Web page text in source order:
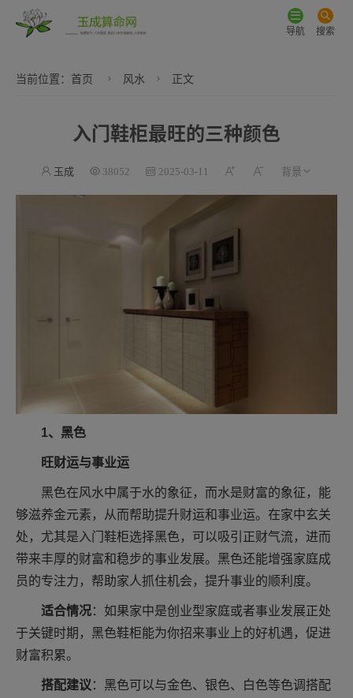
导航 搜索
当前位置： 首页 风水 正文
入门鞋柜最旺的三种颜色
玉成 38052 2025-03-11
1、黑色
旺财运与事业运
黑色在风水中属于水的象征，而水是财富的象征，能
够滋养金元素，从而帮助提升财运和事业运。在家中玄关
处，尤其是入门鞋柜选择黑色，可以吸引正财气流，进而
带来丰厚的财富和稳步的事业发展。黑色还能增强家庭成
员的专注力，帮助家人抓住机会，提升事业的顺利度。
适合情况：如果家中是创业型家庭或者事业发展正处
于关键时期，黑色鞋柜能为你招来事业上的好机遇，促进
财富积累。
搭配建议 ：黑色可以与金色、银色、白色等色调搭配